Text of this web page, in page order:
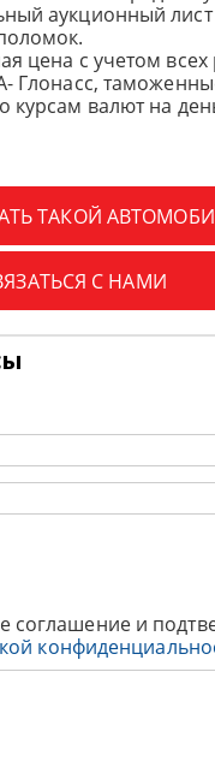
аукционный лист
цена с учетом
Глонасс,
курсам валют на
ТАКОЙ
С НАМИ
соглашение и